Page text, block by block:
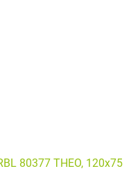
80377 THEO, 120x75